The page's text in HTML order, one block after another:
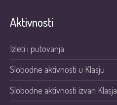
Aktivnosti
Izleti i putovanja
Slobodne aktivnosti u Klasju
Slobodne aktivnosti izvan Klasja